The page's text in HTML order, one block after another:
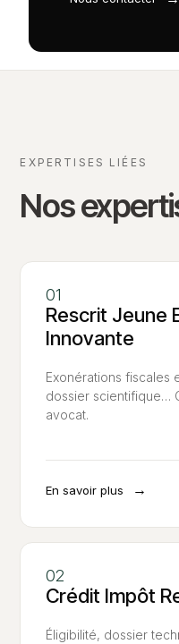
EXPERTISES LIÉES
Nos
Rescrit Jeune
Innovante
Exonérations fiscales
dossier scientifique…
avocat.
En savoir plus →
Crédit Impôt
Éligibilité, dossier